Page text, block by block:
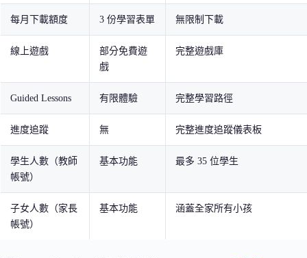
每月下載額度 3 份學習表單 無限制下載
線上遊戲
部分免費遊
戲
完整遊戲庫
Guided Lessons 有限體驗 完整學習路徑
進度追蹤 無 完整進度追蹤儀表板
學生人數（教師
帳號）
基本功能 最多 35 位學生
子女人數（家長
帳號）
基本功能 涵蓋全家所有小孩